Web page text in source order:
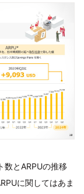
数とARPUの推移
に関してはあま